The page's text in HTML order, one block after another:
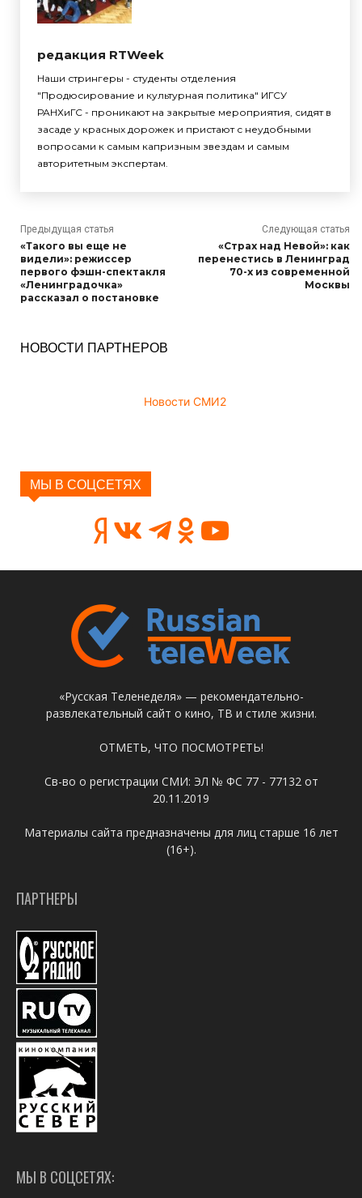
редакция RTWeek
Наши стрингеры - студенты отделения
"Продюсирование и культурная политика" ИГСУ
РАНХиГС - проникают на закрытые мероприятия, сидят в
засаде у красных дорожек и пристают с неудобными
вопросами к самым капризным звездам и самым
авторитетным экспертам.
Предыдущая статья
«Такого вы еще не
видели»: режиссер
первого фэшн-спектакля
«Ленинградочка»
рассказал о постановке
Следующая статья
«Страх над Невой»: как
перенестись в Ленинград
70-х из современной
Москвы
НОВОСТИ ПАРТНЕРОВ
Новости СМИ2
МЫ В СОЦСЕТЯХ
«Русская Теленеделя» — рекомендательно-
развлекательный сайт о кино, ТВ и стиле жизни.
ОТМЕТЬ, ЧТО ПОСМОТРЕТЬ!
Св-во о регистрации СМИ: ЭЛ № ФС 77 - 77132 от
20.11.2019
Материалы сайта предназначены для лиц старше 16 лет
(16+).
ПАРТНЕРЫ
МЫ В СОЦСЕТЯХ: